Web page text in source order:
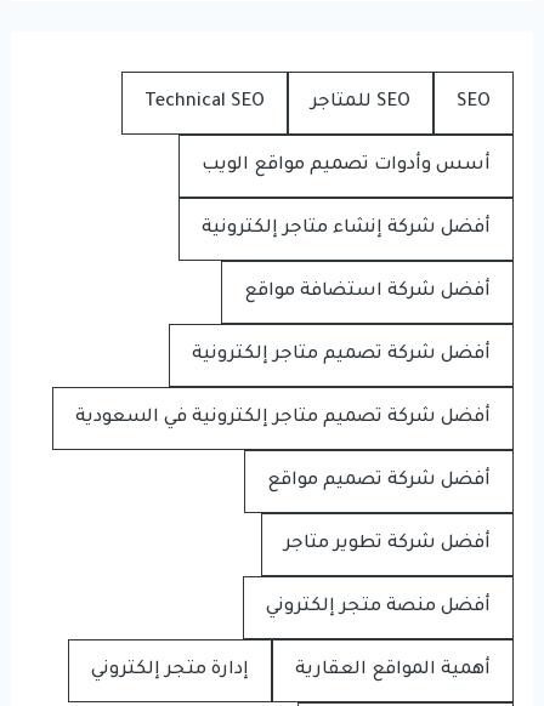
SEO SEO للمتاجر Technical SEO
أسس وأدوات تصميم مواقع الويب
أفضل شركة إنشاء متاجر إلكترونية
أفضل شركة استضافة مواقع
أفضل شركة تصميم متاجر إلكترونية
أفضل شركة تصميم متاجر إلكترونية في السعودية
أفضل شركة تصميم مواقع
أفضل شركة تطوير متاجر
أفضل منصة متجر إلكتروني
أهمية المواقع العقارية إدارة متجر إلكتروني